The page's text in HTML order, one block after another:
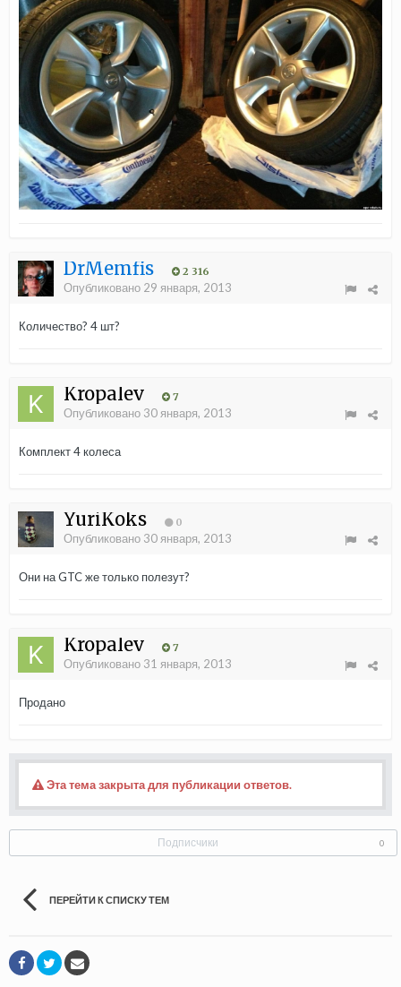
DrMemfis 2 316
Опубликовано 29 января, 2013
Количество? 4 шт?
Kropalev 7
Опубликовано 30 января, 2013
Комплект 4 колеса
YuriKoks 0
Опубликовано 30 января, 2013
Они на GTC же только полезут?
Kropalev 7
Опубликовано 31 января, 2013
Продано
Эта тема закрыта для публикации ответов.
Подписчики 0
ПЕРЕЙТИ К СПИСКУ ТЕМ